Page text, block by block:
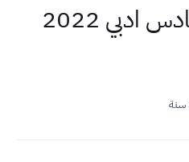
حل اسئلة عربي سادس ادبي 2022